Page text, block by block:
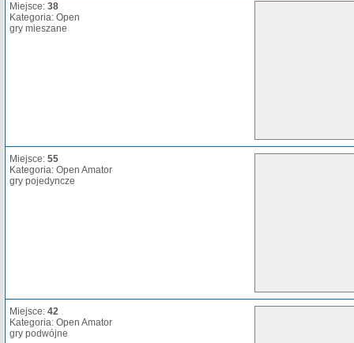
Miejsce: 38
Kategoria: Open
gry mieszane
Miejsce: 55
Kategoria: Open Amator
gry pojedyncze
Miejsce: 42
Kategoria: Open Amator
gry podwójne